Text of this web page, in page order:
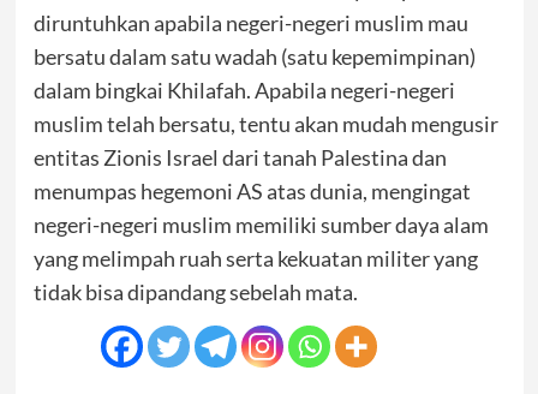
diruntuhkan apabila negeri-negeri muslim mau
bersatu dalam satu wadah (satu kepemimpinan)
dalam bingkai Khilafah. Apabila negeri-negeri
muslim telah bersatu, tentu akan mudah mengusir
entitas Zionis Israel dari tanah Palestina dan
menumpas hegemoni AS atas dunia, mengingat
negeri-negeri muslim memiliki sumber daya alam
yang melimpah ruah serta kekuatan militer yang
tidak bisa dipandang sebelah mata.